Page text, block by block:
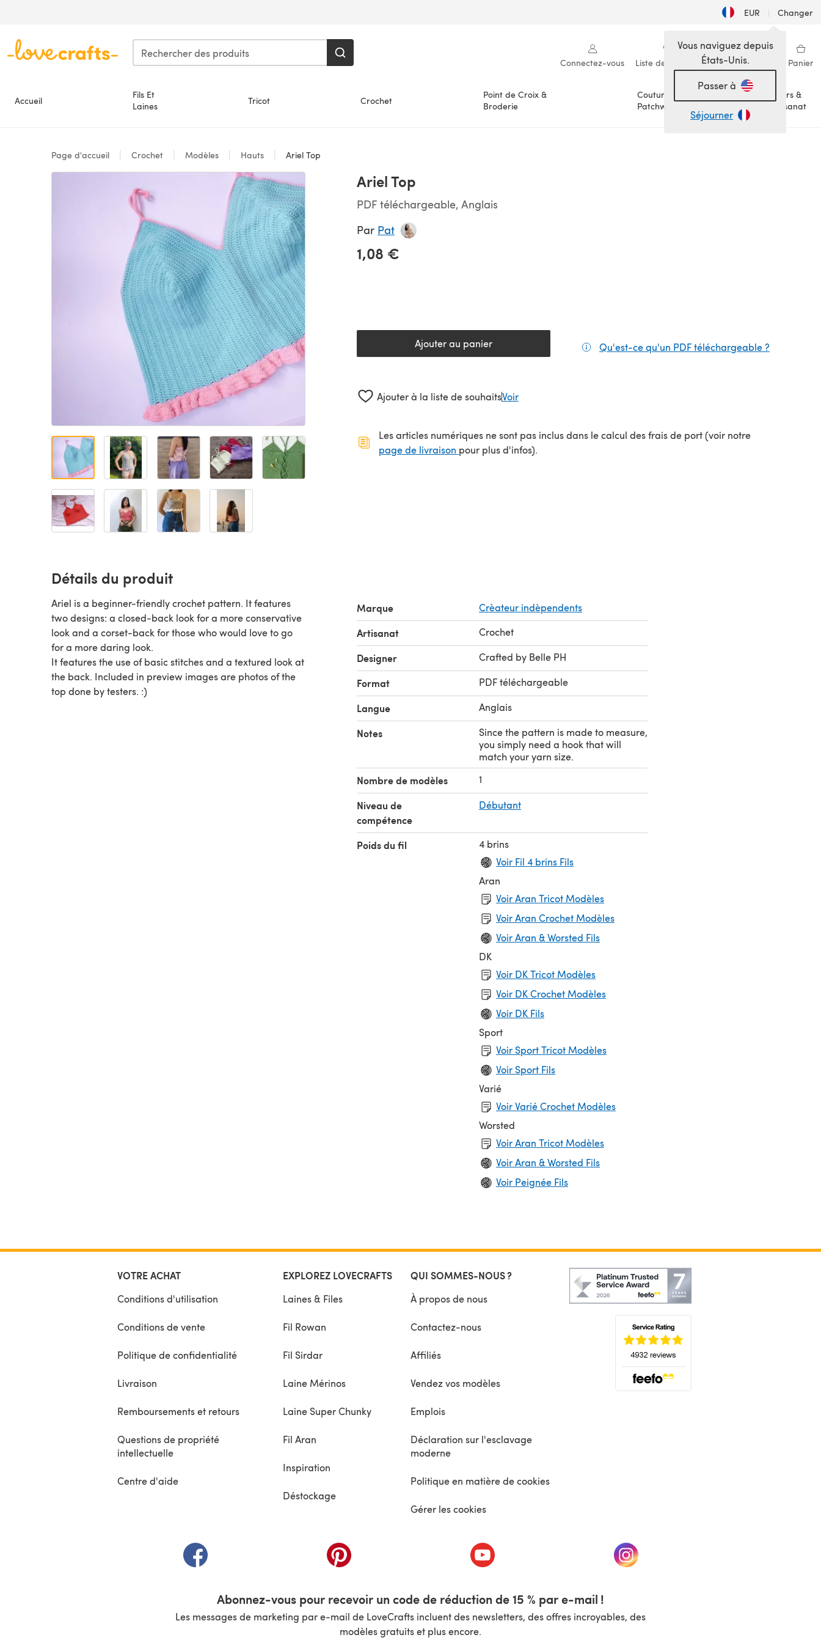
EUR | Changer
Connectez-vous Liste de souhaits Ma bibliothèque Panier
Accueil
Fils Et
Laines
Tricot Crochet
Point de Croix &
Broderie
Couture &
Patchwork
Loisirs &
Artisanat
Vous naviguez depuis
États-Unis.
Passer à
Séjourner
Page d'accueil Crochet Modèles Hauts Ariel Top
Ariel Top
PDF téléchargeable, Anglais
Par Pat
1,08 €
Ajouter au panier Qu'est-ce qu'un PDF téléchargeable ?
Ajouter à la liste de souhaitsVoir
Les articles numériques ne sont pas inclus dans le calcul des frais de port (voir notre
page de livraison (s'ouvre dans un nouvel onglet)
pour plus d'infos).
Détails du produit
Ariel is a beginner-friendly crochet pattern. It features
two designs: a closed-back look for a more conservative
look and a corset-back for those who would love to go
for a more daring look.
It features the use of basic stitches and a textured look at
the back. Included in preview images are photos of the
top done by testers. :)
Marque Crèateur indèpendents
Artisanat Crochet
Designer Crafted by Belle PH
Format PDF téléchargeable
Langue Anglais
Notes
Since the pattern is made to measure,
you simply need a hook that will
match your yarn size.
Nombre de modèles 1
Niveau de
compétence
Débutant
Poids du fil
4 brins
Voir Fil 4 brins Fils
Aran
Voir Aran Tricot Modèles
Voir Aran Crochet Modèles
Voir Aran & Worsted Fils
DK
Voir DK Tricot Modèles
Voir DK Crochet Modèles
Voir DK Fils
Sport
Voir Sport Tricot Modèles
Voir Sport Fils
Varié
Voir Varié Crochet Modèles
Worsted
Voir Aran Tricot Modèles
Voir Aran & Worsted Fils
Voir Peignée Fils
VOTRE ACHAT
Conditions d'utilisation
Conditions de vente
Politique de confidentialité
Livraison
Remboursements et retours
Questions de propriété
intellectuelle
Centre d'aide
EXPLOREZ LOVECRAFTS
Laines & Files
Fil Rowan
Fil Sirdar
Laine Mérinos
Laine Super Chunky
Fil Aran
Inspiration
Déstockage
QUI SOMMES-NOUS ?
À propos de nous
Contactez-nous
Affiliés
Vendez vos modèles
Emplois
Déclaration sur l'esclavage
moderne
Politique en matière de cookies
Gérer les cookies
(s'ouvre dans un nouvel onglet) (s'ouvre dans un nouvel onglet) (s'ouvre dans un nouvel onglet) (s'ouvre dans un nouvel onglet)
Abonnez-vous pour recevoir un code de réduction de 15 % par e-mail !
Les messages de marketing par e-mail de LoveCrafts incluent des newsletters, des offres incroyables, des
modèles gratuits et plus encore.